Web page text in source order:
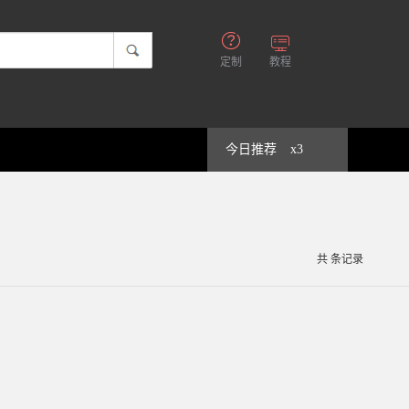
定制 教程
今日推荐 x3
共 条记录